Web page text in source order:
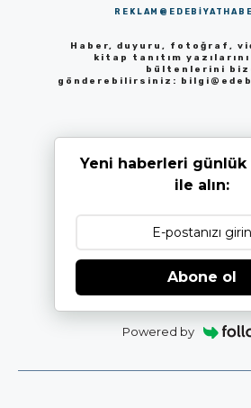
Haber, duyuru, fotoğraf,
kitap tanıtım yazılarını
bültenlerini
gönderebilirsiniz:
Yeni haberleri günlük
ile alın:
Abone ol
Powered by